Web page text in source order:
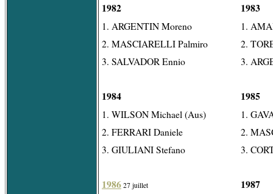
1982
1. ARGENTIN Moreno
2. MASCIARELLI Palmiro
3. SALVADOR Ennio
1984
1. WILSON Michael (Aus)
2. FERRARI Daniele
3. GIULIANI Stefano
1986 27 juillet
1983
1.
2.
3.
1985
1.
2.
3.
1987